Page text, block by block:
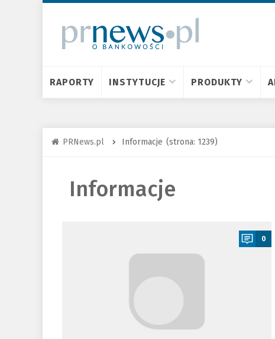
RAPORTY INSTYTUCJE PRODUKTY
PRNews.pl Informacje (strona: 1239)
Informacje
0